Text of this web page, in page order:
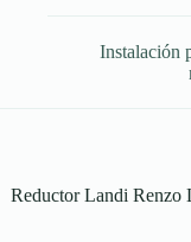
Instalación
Reductor Landi Renzo